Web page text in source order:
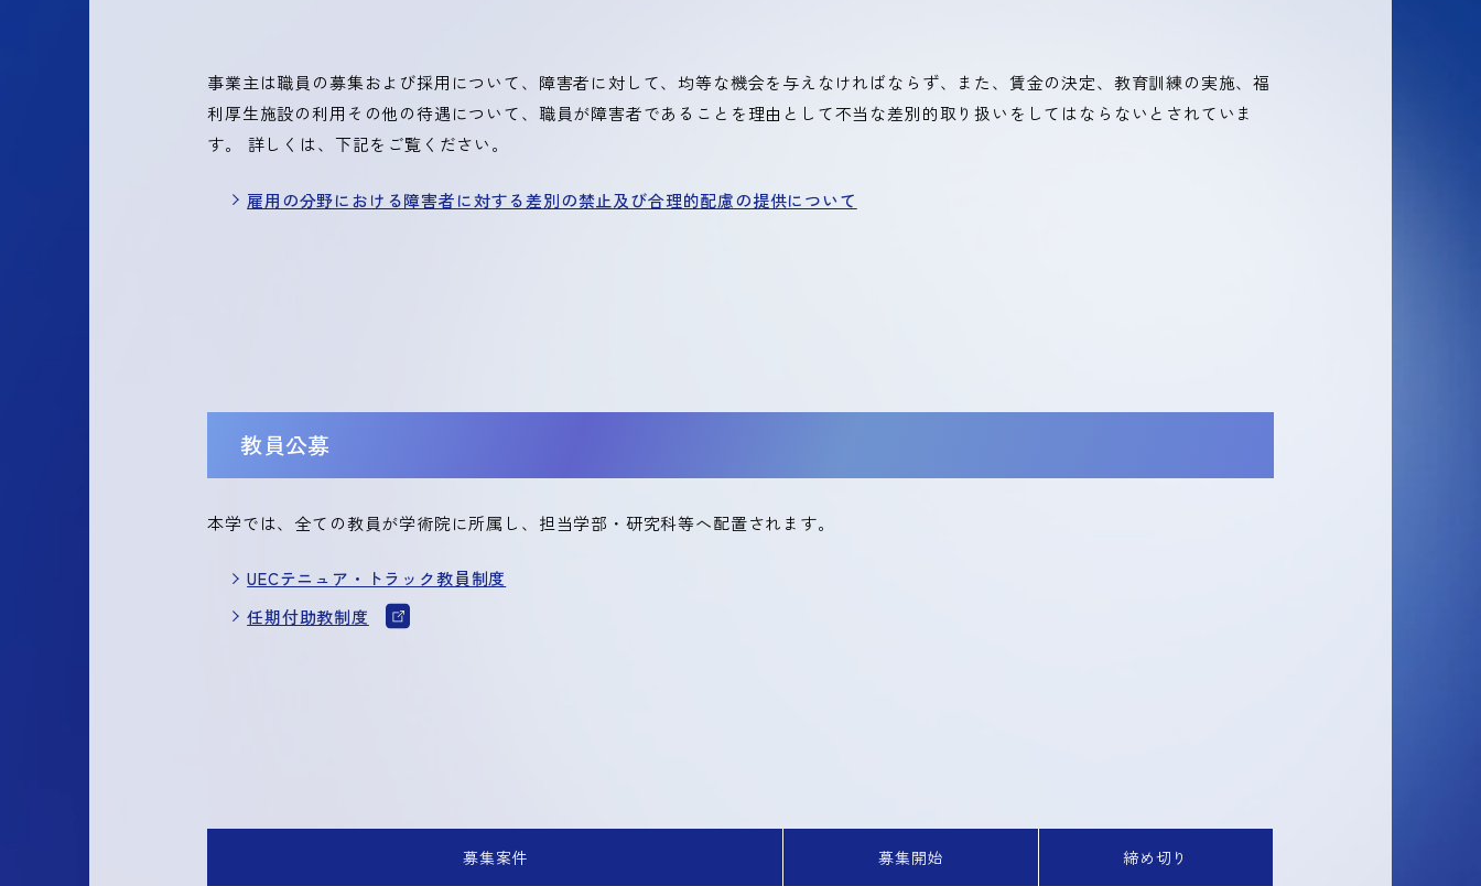
事業主は職員の募集および採用について、障害者に対して、均等な機会を与えなければならず、また、賃金の決定、教育訓練の実施、福
利厚生施設の利用その他の待遇について、職員が障害者であることを理由として不当な差別的取り扱いをしてはならないとされていま
す。 詳しくは、下記をご覧ください。
雇用の分野における障害者に対する差別の禁止及び合理的配慮の提供について
教員公募
本学では、全ての教員が学術院に所属し、担当学部・研究科等へ配置されます。
UECテニュア・トラック教員制度
任期付助教制度
募集案件 募集開始 締め切り